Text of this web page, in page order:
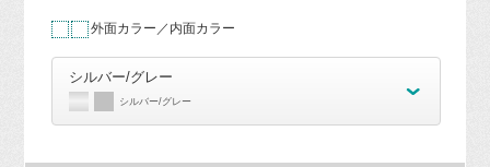
外面カラー／内面カラー
シルバー/グレー
シルバー/グレー